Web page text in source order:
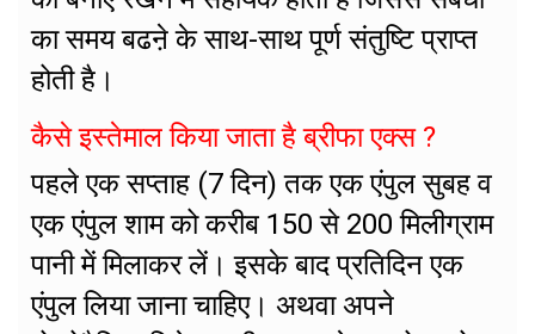
का समय बढऩे के साथ-साथ पूर्ण संतुष्टि प्राप्त
होती है।
कैसे इस्तेमाल किया जाता है ब्रीफा एक्स ?
पहले एक सप्ताह (7 दिन) तक एक एंपुल सुबह व
एक एंपुल शाम को करीब 150 से 200 मिलीग्राम
पानी में मिलाकर लें। इसके बाद प्रतिदिन एक
एंपुल लिया जाना चाहिए। अथवा अपने